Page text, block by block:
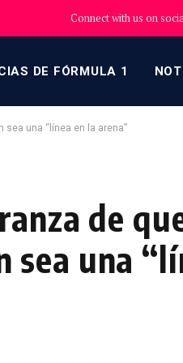
Connect with us on
DE FÓRMULA 1
sea una “línea en la arena”
de
sea una